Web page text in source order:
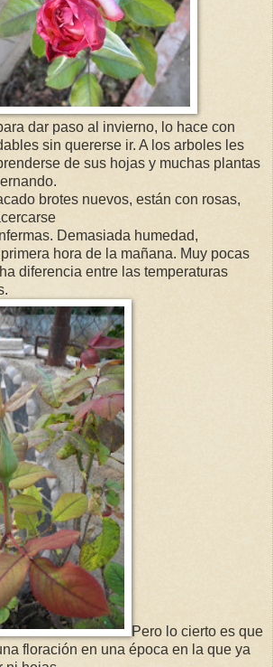
dar paso al invierno, lo hace con
sin quererse ir. A los arboles les
de sus hojas y muchas plantas
brotes nuevos, están con rosas,
Demasiada humedad,
hora de la mañana. Muy pocas
diferencia entre las temperaturas
Pero lo cierto es que
floración en una época en la que ya